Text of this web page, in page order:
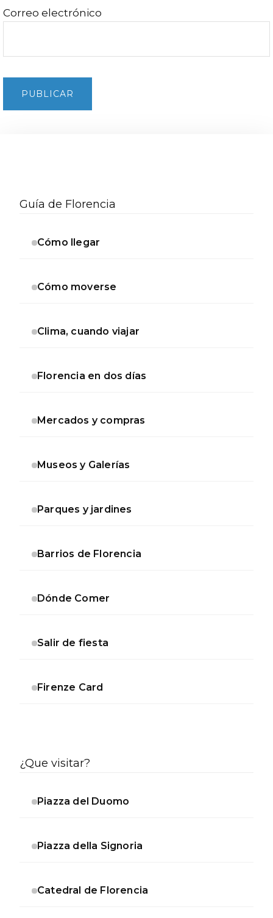
Correo electrónico
lateral
Guía de Florencia
Cómo llegar
Cómo moverse
Clima, cuando viajar
Florencia en dos días
Mercados y compras
Museos y Galerías
Parques y jardines
Barrios de Florencia
Dónde Comer
Salir de fiesta
Firenze Card
¿Que visitar?
Piazza del Duomo
Piazza della Signoria
Catedral de Florencia